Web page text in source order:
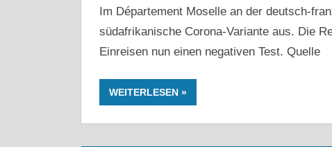
Im Département Moselle an der deutsch-
südafrikanische Corona-Variante aus. Die
Einreisen nun einen negativen Test. Quelle
WEITERLESEN